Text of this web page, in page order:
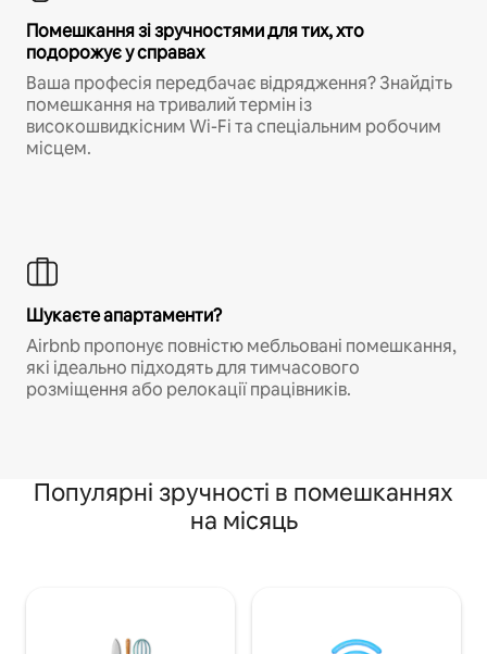
Помешкання зі зручностями для тих, хто
подорожує у справах
Ваша професія передбачає відрядження? Знайдіть
помешкання на тривалий термін із
високошвидкісним Wi-Fi та спеціальним робочим
місцем.
Шукаєте апартаменти?
Airbnb пропонує повністю мебльовані помешкання,
які ідеально підходять для тимчасового
розміщення або релокації працівників.
Популярні зручності в помешканнях
на місяць